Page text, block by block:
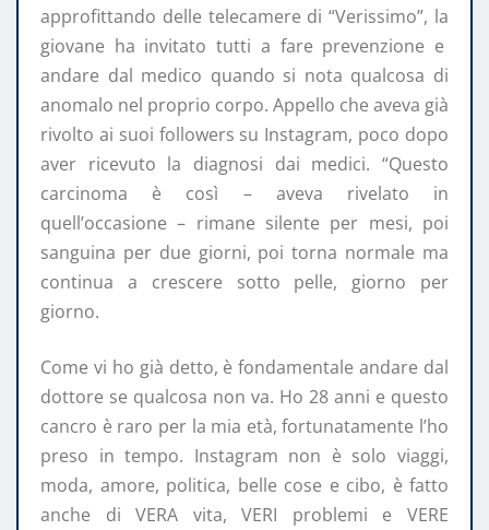
approfittando delle telecamere di “Verissimo”, la
giovane ha invitato tutti a fare prevenzione e
andare dal medico quando si nota qualcosa di
anomalo nel proprio corpo. Appello che aveva già
rivolto ai suoi followers su Instagram, poco dopo
aver ricevuto la diagnosi dai medici. “Questo
carcinoma è così – aveva rivelato in
quell’occasione – rimane silente per mesi, poi
sanguina per due giorni, poi torna normale ma
continua a crescere sotto pelle, giorno per
giorno.
Come vi ho già detto, è fondamentale andare dal
dottore se qualcosa non va. Ho 28 anni e questo
cancro è raro per la mia età, fortunatamente l’ho
preso in tempo. Instagram non è solo viaggi,
moda, amore, politica, belle cose e cibo, è fatto
anche di VERA vita, VERI problemi e VERE